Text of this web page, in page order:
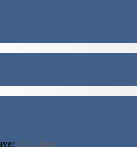
click here